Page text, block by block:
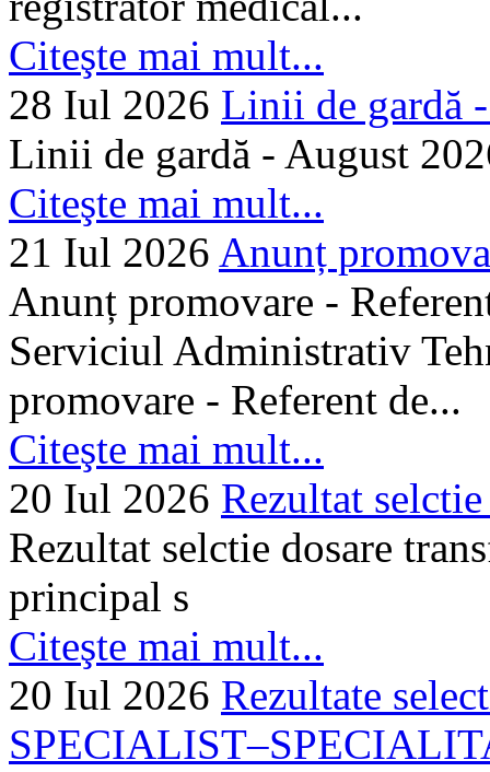
Citeşte mai mult...
28 Iul 2026 Linii de gardă
Linii de gardă - August
Citeşte mai mult...
21 Iul 2026 Anunț
Anunț promovare -
Serviciul Administrativ
promovare - Referent de...
Citeşte mai mult...
20 Iul 2026 Rezultat
Rezultat selctie dosare
principal s
Citeşte mai mult...
20 Iul 2026 Rezultate